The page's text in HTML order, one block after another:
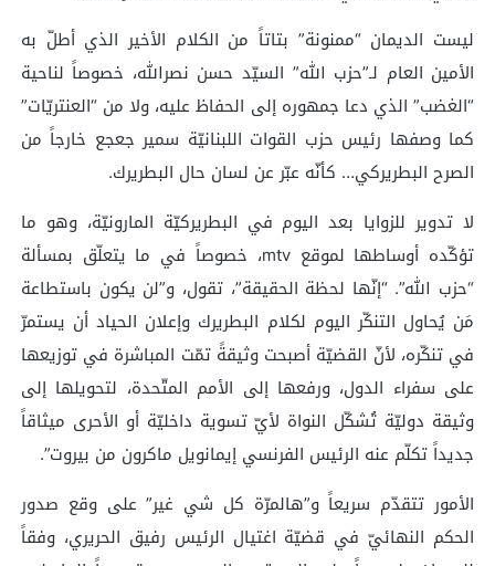
ليست الديمان “ممنونة” بتاتاً من الكلام الأخير الذي أطلّ به
الأمين العام لـ”حزب الله” السيّد حسن نصرالله، خصوصاً لناحية
“الغضب” الذي دعا جمهوره إلى الحفاظ عليه، ولا من “العنتريّات”
كما وصفها رئيس حزب القوات اللبنانيّة سمير جعجع خارجاً من
الصرح البطريركي… كأنّه عبّر عن لسان حال البطريرك.
لا تدوير للزوايا بعد اليوم في البطريركيّة المارونيّة، وهو ما
تؤكّده أوساطها لموقع mtv، خصوصاً في ما يتعلّق بمسألة
“حزب الله”. “إنّها لحظة الحقيقة”، تقول، و”لن يكون باستطاعة
مَن يُحاول التنكّر اليوم لكلام البطريرك وإعلان الحياد أن يستمرّ
في تنكّره، لأنّ القضيّة أصبحت وثيقةً تمّت المباشرة في توزيعها
على سفراء الدول، ورفعها إلى الأمم المتّحدة، لتحويلها إلى
وثيقة دوليّة تُشكّل النواة لأيّ تسوية داخليّة أو الأحرى ميثاقاً
جديداً تكلّم عنه الرئيس الفرنسي إيمانويل ماكرون من بيروت”.
الأمور تتقدّم سريعاً و”هالمرّة كل شي غير” على وقع صدور
الحكم النهائيّ في قضيّة اغتيال الرئيس رفيق الحريري، وفقاً